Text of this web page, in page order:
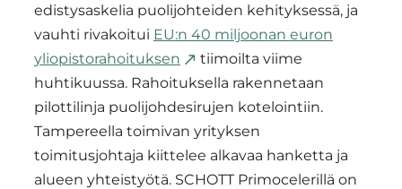
edistysaskelia puolijohteiden kehityksessä, ja
vauhti rivakoitui EU:n 40 miljoonan euron
yliopistorahoituksen
tiimoilta viime
huhtikuussa. Rahoituksella rakennetaan
pilottilinja puolijohdesirujen kotelointiin.
Tampereella toimivan yrityksen
toimitusjohtaja kiittelee alkavaa hanketta ja
alueen yhteistyötä. SCHOTT Primocelerillä on